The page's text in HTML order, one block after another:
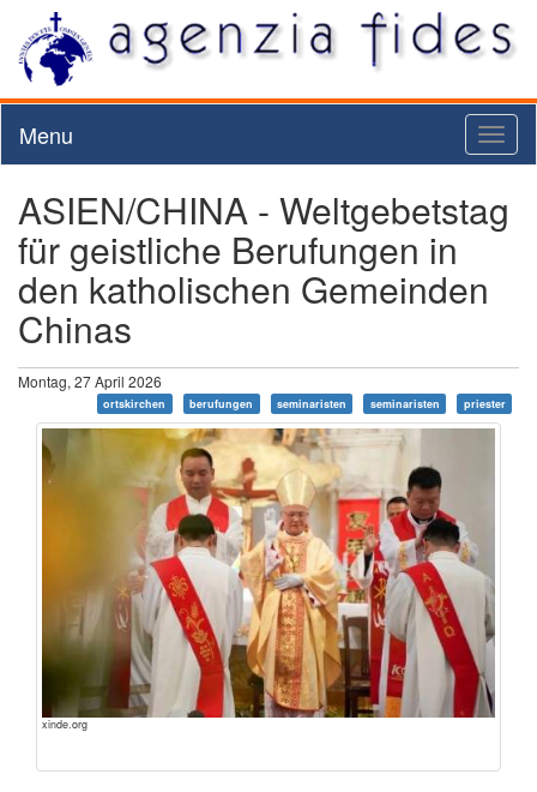
Menu
ASIEN/CHINA - Weltgebetstag
für geistliche Berufungen in
den katholischen Gemeinden
Chinas
Montag, 27 April 2026
ortskirchen berufungen seminaristen seminaristen priester
xinde.org